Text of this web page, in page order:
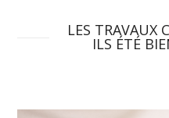
LES TRAVAUX
ILS ÉTÉ